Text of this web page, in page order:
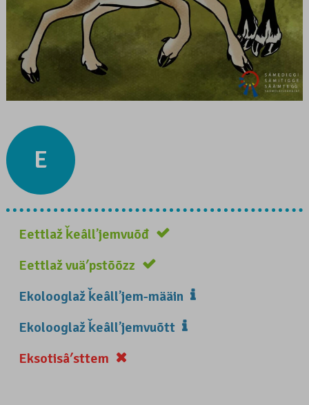
E
Eettlaž ǩeâllʼjemvuõđ
Eettlaž vuäʹpstõõzz
Ekolooglaž ǩeâllʼjem-määin
Ekolooglaž ǩeâllʼjemvuõtt
Eksotisâʹsttem